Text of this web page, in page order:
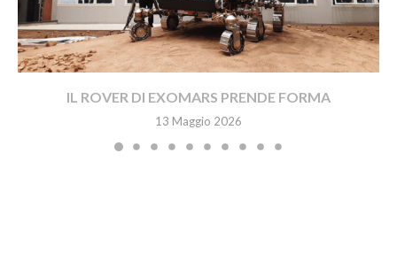
IL ROVER DI EXOMARS PRENDE FORMA
13 Maggio 2026